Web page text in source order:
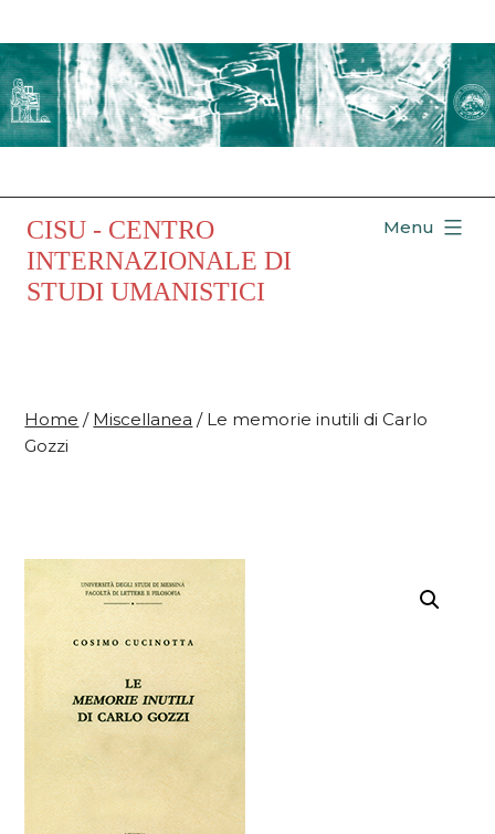
al
contenuto
CISU - CENTRO
INTERNAZIONALE DI
STUDI UMANISTICI
Menu
Home / Miscellanea / Le memorie inutili di Carlo
Gozzi